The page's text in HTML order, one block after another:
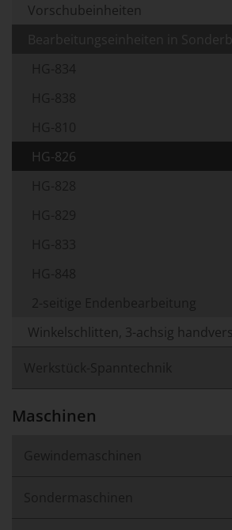
Vorschubeinheiten
Bearbeitungseinheiten in
HG-826
Winkelschlitten, 3-achsig
Maschinen